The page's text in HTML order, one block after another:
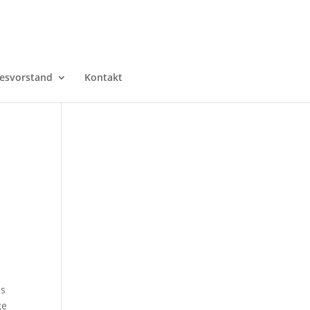
Kontakt